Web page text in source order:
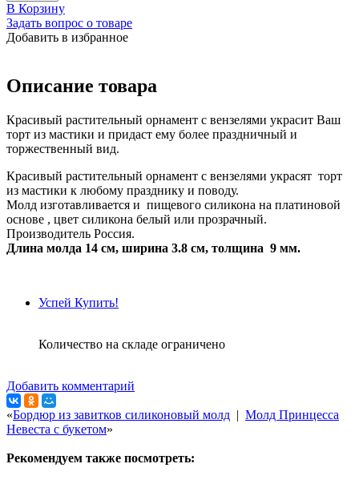
В Корзину
Задать вопрос о товаре
Добавить в избранное
Описание товара
Красивый растительный орнамент с вензелями украсит Ваш
торт из мастики и придаст ему более праздничный и
торжественный вид.
Красивый растительный орнамент с вензелями украсят торт
из мастики к любому празднику и поводу.
Молд изготавливается и пищевого силикона на платиновой
основе , цвет силикона белый или прозрачный.
Производитель Россия.
Длина молда 14 см, ширина 3.8 см, толщина 9 мм.
Успей Купить!
Количество на складе ограничено
Добавить комментарий
«Бордюр из завитков силиконовый молд | Молд Принцесса
Невеста с букетом»
Рекомендуем также посмотреть: